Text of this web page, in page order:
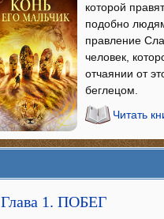
которой
подобно
правление
человек,
отчаянии от
беглецом.
Читать
Глава 1. ПОБЕГ